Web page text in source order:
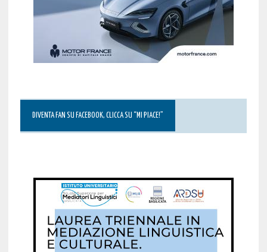
DIVENTA FAN SU FACEBOOK, CLICCA SU “MI PIACE!”